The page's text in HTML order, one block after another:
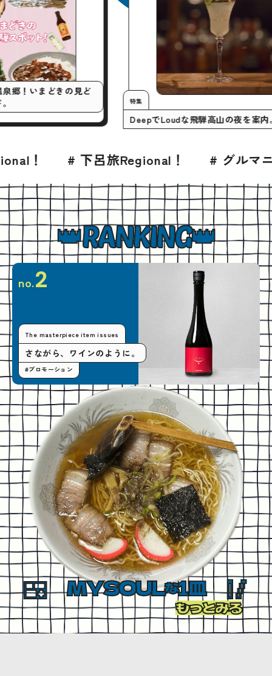
ニア！
飛騨温泉郷！いまどきの見ど
イド。
DeepでLoudな飛騨高山の
下呂旅Regional！ # グルマニア！ #
RANKING
no.2
The masterpiece item issues
さながら、ワインのように。
#プロモーション
MYSOULな1皿
もっとみる